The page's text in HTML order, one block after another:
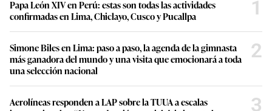
Papa León XIV en Perú: estas son todas las actividades
confirmadas en Lima, Chiclayo, Cusco y Pucallpa
1
Simone Biles en Lima: paso a paso, la agenda de la gimnasta
más ganadora del mundo y una visita que emocionará a toda
una selección nacional
2
Aerolíneas responden a LAP sobre la TUUA a escalas
3